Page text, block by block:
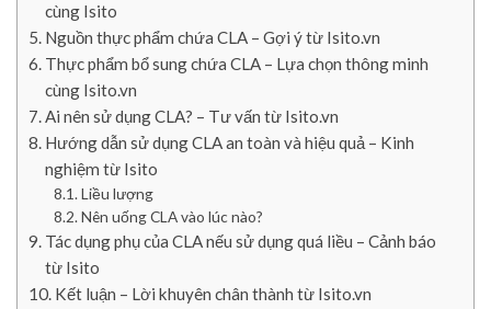
cùng Isito
Nguồn thực phẩm chứa CLA – Gợi ý từ Isito.vn
Thực phẩm bổ sung chứa CLA – Lựa chọn thông minh
cùng Isito.vn
Ai nên sử dụng CLA? – Tư vấn từ Isito.vn
Hướng dẫn sử dụng CLA an toàn và hiệu quả – Kinh
nghiệm từ Isito
Liều lượng
Nên uống CLA vào lúc nào?
Tác dụng phụ của CLA nếu sử dụng quá liều – Cảnh báo
từ Isito
Kết luận – Lời khuyên chân thành từ Isito.vn